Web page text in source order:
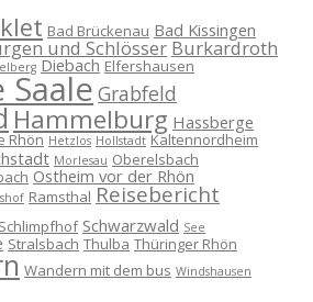
Bad Brückenau Bad Kissingen
und Schlösser Burkardroth
Diebach Elfershausen
Saale Grabfeld
Hammelburg Hassberge
Rhön Hetzlos Hollstadt Kaltennordheim
Morlesau Oberelsbach
Ostheim vor der Rhön
Ramsthal Reisebericht
Schlimpfhof Schwarzwald See
Stralsbach Thulba Thüringer Rhön
Wandern mit dem bus Windshausen